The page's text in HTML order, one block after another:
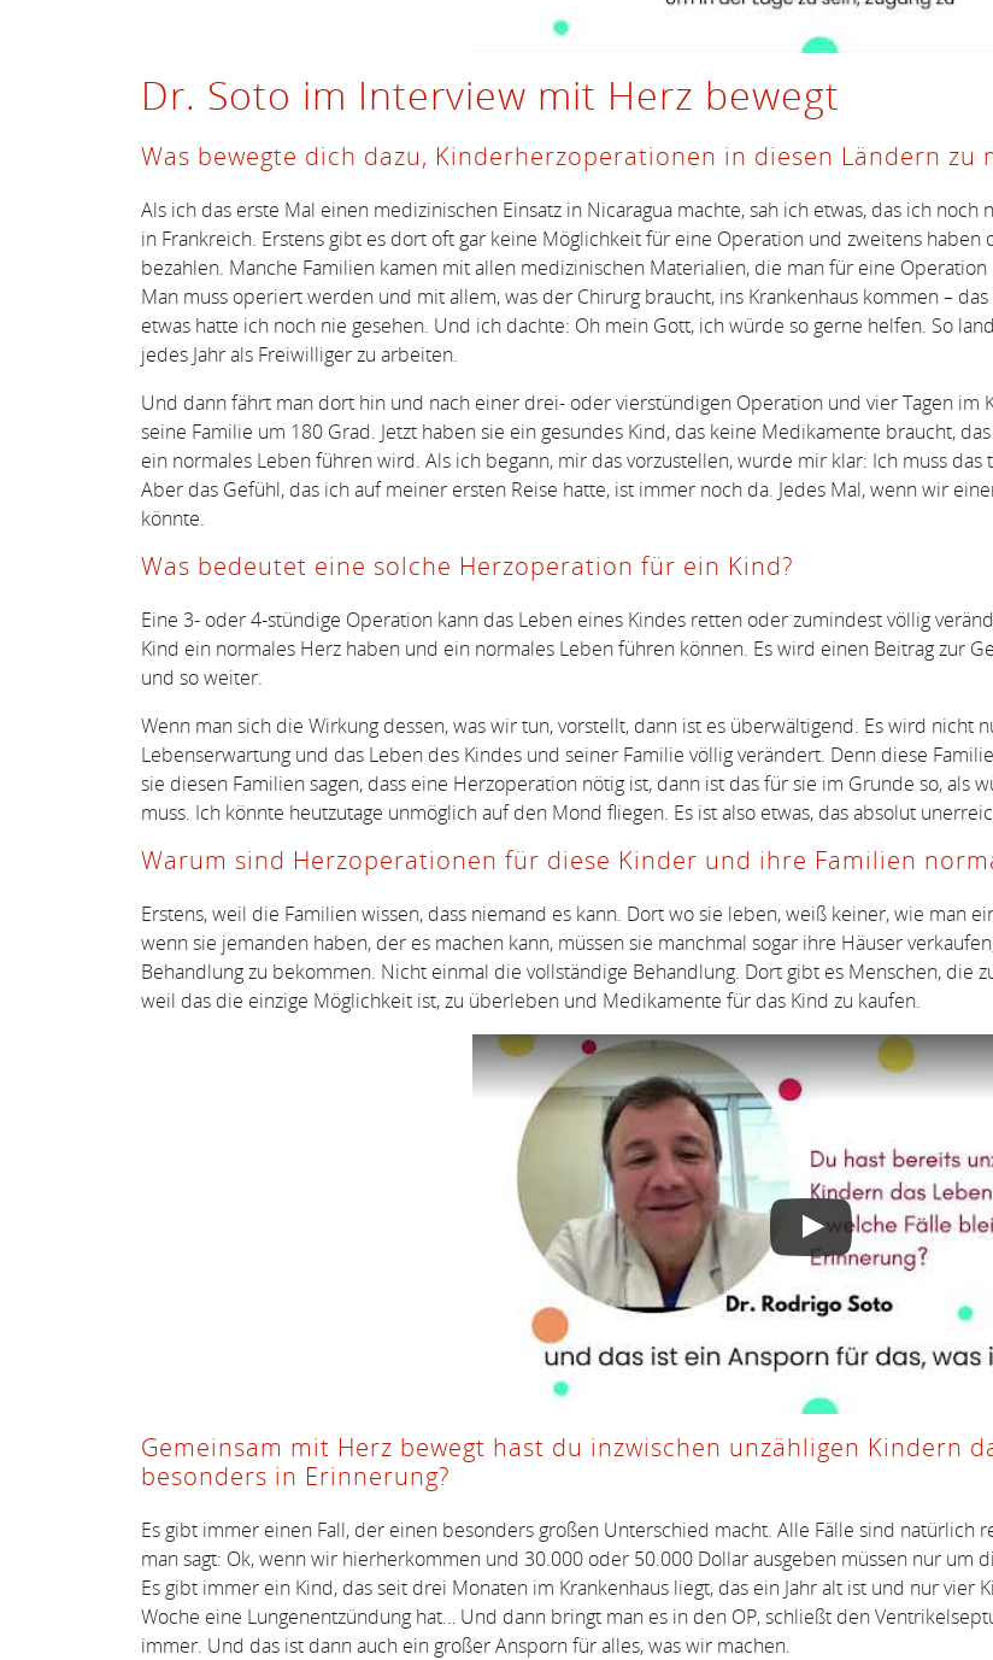
Dr. Soto im Interview mit Herz bewegt
Was bewegte dich dazu, Kinderherzoperationen in diesen Ländern zu
Als ich das erste Mal einen medizinischen Einsatz in Nicaragua machte, sah ich etwas, das ich
in Frankreich. Erstens gibt es dort oft gar keine Möglichkeit für eine Operation und zweitens
bezahlen. Manche Familien kamen mit allen medizinischen Materialien, die man für eine
Man muss operiert werden und mit allem, was der Chirurg braucht, ins Krankenhaus kommen –
etwas hatte ich noch nie gesehen. Und ich dachte: Oh mein Gott, ich würde so gerne helfen. So
jedes Jahr als Freiwilliger zu arbeiten.
Und dann fährt man dort hin und nach einer drei- oder vierstündigen Operation und vier Tagen im
seine Familie um 180 Grad. Jetzt haben sie ein gesundes Kind, das keine Medikamente braucht,
ein normales Leben führen wird. Als ich begann, mir das vorzustellen, wurde mir klar: Ich muss das
Aber das Gefühl, das ich auf meiner ersten Reise hatte, ist immer noch da. Jedes Mal, wenn wir
könnte.
Was bedeutet eine solche Herzoperation für ein Kind?
Eine 3- oder 4-stündige Operation kann das Leben eines Kindes retten oder zumindest völlig
Kind ein normales Herz haben und ein normales Leben führen können. Es wird einen Beitrag zur
und so weiter.
Wenn man sich die Wirkung dessen, was wir tun, vorstellt, dann ist es überwältigend. Es wird nicht
Lebenserwartung und das Leben des Kindes und seiner Familie völlig verändert. Denn diese
sie diesen Familien sagen, dass eine Herzoperation nötig ist, dann ist das für sie im Grunde so, als
muss. Ich könnte heutzutage unmöglich auf den Mond fliegen. Es ist also etwas, das absolut
Warum sind Herzoperationen für diese Kinder und ihre Familien
Erstens, weil die Familien wissen, dass niemand es kann. Dort wo sie leben, weiß keiner, wie man
wenn sie jemanden haben, der es machen kann, müssen sie manchmal sogar ihre Häuser
Behandlung zu bekommen. Nicht einmal die vollständige Behandlung. Dort gibt es Menschen, die
weil das die einzige Möglichkeit ist, zu überleben und Medikamente für das Kind zu kaufen.
Gemeinsam mit Herz bewegt hast du inzwischen unzähligen Kindern
besonders in Erinnerung?
Es gibt immer einen Fall, der einen besonders großen Unterschied macht. Alle Fälle sind natürlich
man sagt: Ok, wenn wir hierherkommen und 30.000 oder 50.000 Dollar ausgeben müssen nur um
Es gibt immer ein Kind, das seit drei Monaten im Krankenhaus liegt, das ein Jahr alt ist und nur vier
Woche eine Lungenentzündung hat… Und dann bringt man es in den OP, schließt den
immer. Und das ist dann auch ein großer Ansporn für alles, was wir machen.